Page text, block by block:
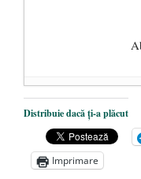
Dezvăluiri
președintele
Zelensky
-
Statul care
Distribuie dacă ți-a plăcut
Imprimare